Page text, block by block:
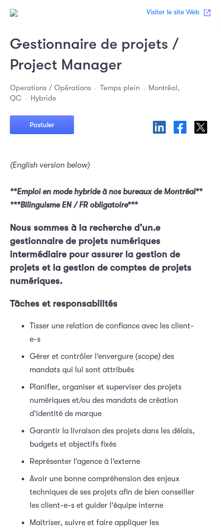
Visiter le site Web
Gestionnaire de projets /
Project Manager
Operations / Opérations Temps plein
Montréal,
QC
Hybride
Postuler
(English version below)
**Emploi en mode hybride à nos bureaux de Montréal**
***Bilinguisme EN / FR obligatoire***
Nous sommes à la recherche d’un.e
gestionnaire de projets numériques
intermédiaire pour assurer la gestion de
projets et la gestion de comptes de projets
numériques.
Tâches et responsabilités
Tisser une relation de confiance avec les client-
e-s
Gérer et contrôler l’envergure (scope) des
mandats qui lui sont attribués
Planifier, organiser et superviser des projets
numériques et/ou des mandats de création
d’identité de marque
Garantir la livraison des projets dans les délais,
budgets et objectifs fixés
Représenter l’agence à l’externe
Avoir une bonne compréhension des enjeux
techniques de ses projets afin de bien conseiller
les client-e-s et guider l'équipe interne
Maîtriser, suivre et faire appliquer les